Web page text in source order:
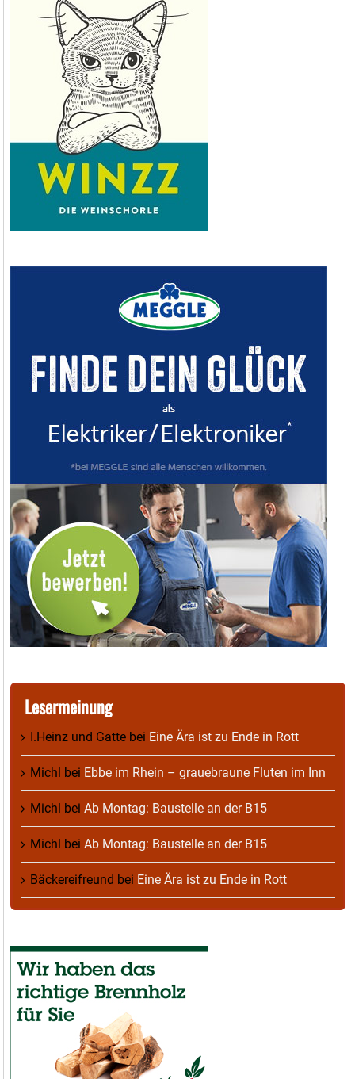
Lesermeinung
I.Heinz und Gatte bei Eine Ära ist zu Ende in Rott
Michl bei Ebbe im Rhein – grauebraune Fluten im Inn
Michl bei Ab Montag: Baustelle an der B15
Michl bei Ab Montag: Baustelle an der B15
Bäckereifreund bei Eine Ära ist zu Ende in Rott